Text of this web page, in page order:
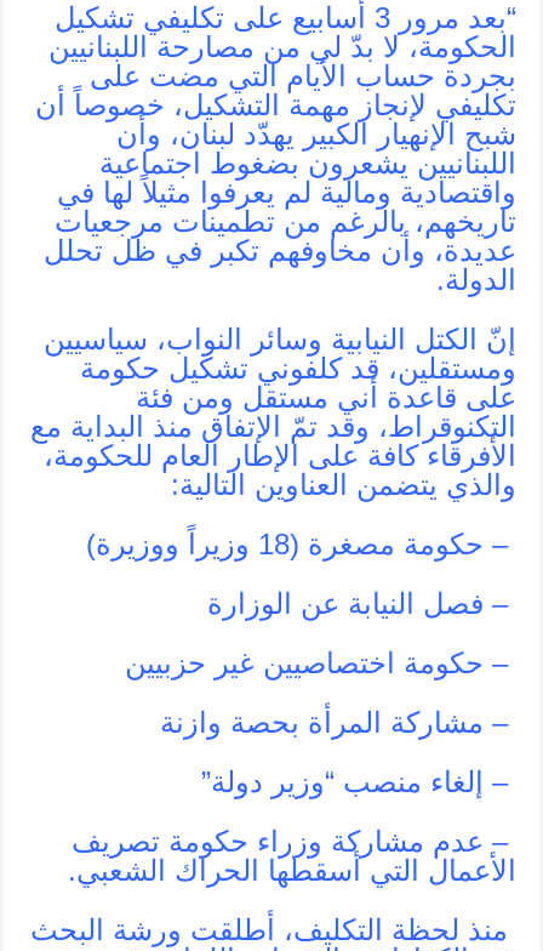
“بعد مرور 3 أسابيع على تكليفي تشكيل
الحكومة، لا بدّ لي من مصارحة اللبنانيين
بجردة حساب الأيام التي مضت على
تكليفي لإنجاز مهمة التشكيل، خصوصاً أن
شبح الإنهيار الكبير يهدّد لبنان، وأن
اللبنانيين يشعرون بضغوط اجتماعية
واقتصادية ومالية لم يعرفوا مثيلاً لها في
تاريخهم، بالرغم من تطمينات مرجعيات
عديدة، وأن مخاوفهم تكبر في ظل تحلل
الدولة.
إنّ الكتل النيابية وسائر النواب، سياسيين
ومستقلين، قد كلفوني تشكيل حكومة
على قاعدة أني مستقل ومن فئة
التكنوقراط، وقد تمّ الإتفاق منذ البداية مع
الأفرقاء كافة على الإطار العام للحكومة،
والذي يتضمن العناوين التالية:
– حكومة مصغرة (18 وزيراً ووزيرة)
– فصل النيابة عن الوزارة
– حكومة اختصاصيين غير حزبيين
– مشاركة المرأة بحصة وازنة
– إلغاء منصب “وزير دولة”
– عدم مشاركة وزراء حكومة تصريف
الأعمال التي أسقطها الحراك الشعبي.
منذ لحظة التكليف، أطلقت ورشة البحث